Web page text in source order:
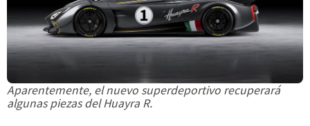
Aparentemente, el nuevo superdeportivo recuperará
algunas piezas del Huayra R.